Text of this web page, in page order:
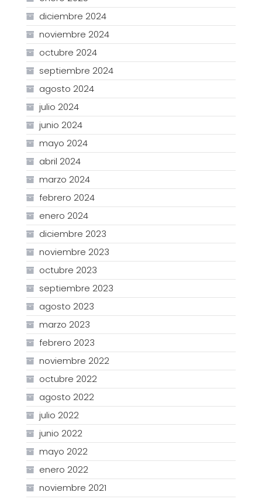
diciembre 2024
noviembre 2024
octubre 2024
septiembre 2024
agosto 2024
julio 2024
junio 2024
mayo 2024
abril 2024
marzo 2024
febrero 2024
enero 2024
diciembre 2023
noviembre 2023
octubre 2023
septiembre 2023
agosto 2023
marzo 2023
febrero 2023
noviembre 2022
octubre 2022
agosto 2022
julio 2022
junio 2022
mayo 2022
enero 2022
noviembre 2021